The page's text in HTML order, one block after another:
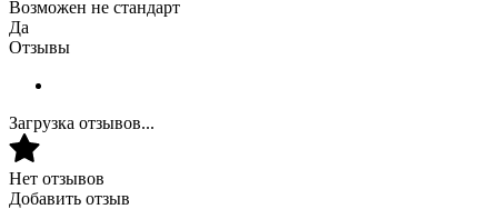
Возможен не стандарт
Да
Отзывы
Загрузка отзывов...
Нет отзывов
Добавить отзыв